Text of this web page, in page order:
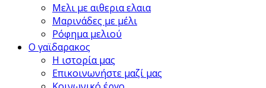
Μελι με αιθερια ελαια
Μαρινάδες με μέλι
Ρόφημα μελιού
Ο γαϊδαρακος
Η ιστορία μας
Επικοινωνήστε μαζί μας